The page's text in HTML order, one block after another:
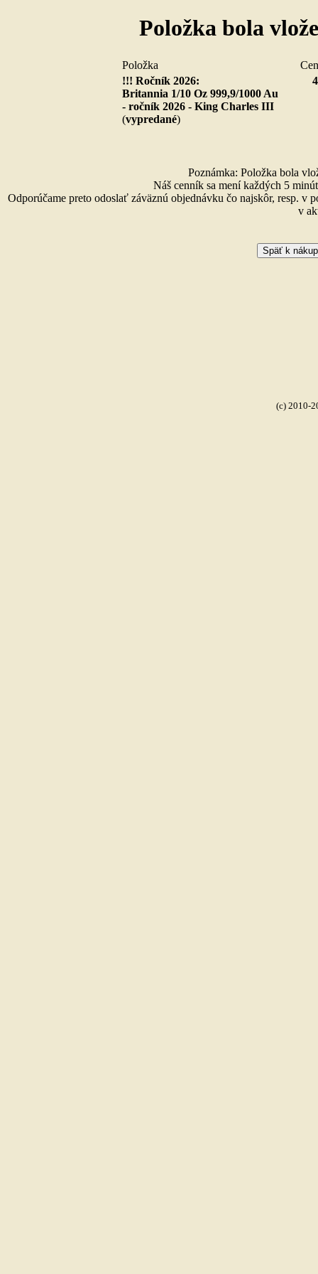
Položka bola
Položka
!!! Ročník 2026:
Britannia 1/10 Oz 999,9/1000 Au
- ročník 2026 - King Charles III
(vypredané)
Poznámka: Položka bola
Náš cenník sa mení každých 5
Odporúčame preto odoslať záväznú objednávku čo najskôr, resp. v
v
(c) 2010-